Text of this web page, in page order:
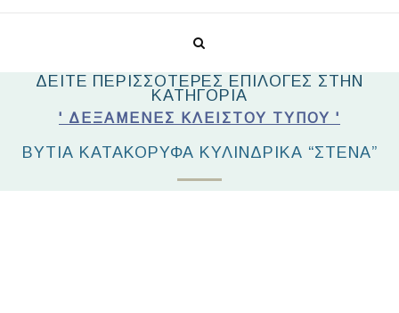
ΔΕΙΤΕ ΠΕΡΙΣΣΟΤΕΡΕΣ ΕΠΙΛΟΓΕΣ ΣΤΗΝ
ΚΑΤΗΓΟΡΙΑ
' ΔΕΞΑΜΕΝΈΣ ΚΛΕΙΣΤΟΎ ΤΎΠΟΥ '
ΒΥΤΊΑ ΚΑΤΑΚΌΡΥΦΑ ΚΥΛΙΝΔΡΙΚΆ “ΣΤΕΝΆ”